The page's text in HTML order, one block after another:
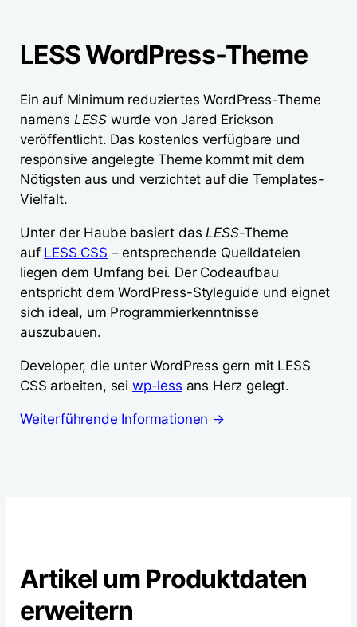
LESS WordPress-Theme
Ein auf Minimum reduziertes WordPress-Theme
namens LESS wurde von Jared Erickson
veröffentlicht. Das kostenlos verfügbare und
responsive angelegte Theme kommt mit dem
Nötigsten aus und verzichtet auf die Templates-
Vielfalt.
Unter der Haube basiert dasLESS-Theme
auf LESS CSS – entsprechende Quelldateien
liegen dem Umfang bei. Der Codeaufbau
entspricht dem WordPress-Styleguide und eignet
sich ideal, um Programmierkenntnisse
auszubauen.
Developer, die unter WordPress gern mit LESS
CSS arbeiten, sei wp-less ans Herz gelegt.
Weiterführende Informationen →
Artikel um Produktdaten
erweitern